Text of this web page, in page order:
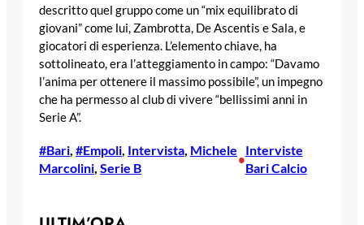
descritto quel gruppo come un “mix equilibrato di
giovani” come lui, Zambrotta, De Ascentis e Sala, e
giocatori di esperienza. L’elemento chiave, ha
sottolineato, era l’atteggiamento in campo: “Davamo
l’anima per ottenere il massimo possibile”, un impegno
che ha permesso al club di vivere “bellissimi anni in
Serie A”.
#Bari, #Empoli, Intervista, Michele
Marcolini, Serie B
•
Interviste
Bari Calcio